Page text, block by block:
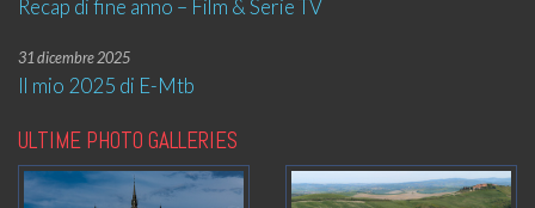
Recap di fine anno – Film & Serie TV
31 dicembre 2025
Il mio 2025 di E-Mtb
ULTIME PHOTO GALLERIES